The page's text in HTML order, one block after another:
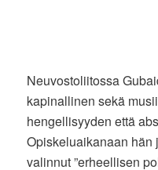
Neuvostoliitossa
kapinallinen sekä
hengellisyyden että
Opiskeluaikanaan hän
valinnut ”erheellisen